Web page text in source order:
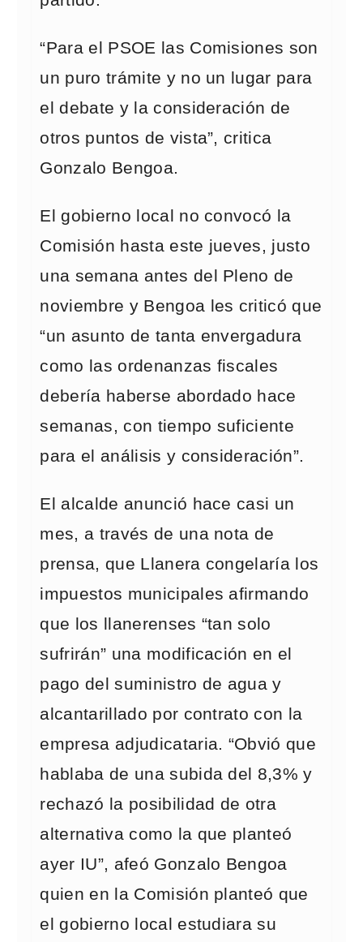
“Para el PSOE las Comisiones son
un puro trámite y no un lugar para
el debate y la consideración de
otros puntos de vista”, critica
Gonzalo Bengoa.
El gobierno local no convocó la
Comisión hasta este jueves, justo
una semana antes del Pleno de
noviembre y Bengoa les criticó que
“un asunto de tanta envergadura
como las ordenanzas fiscales
debería haberse abordado hace
semanas, con tiempo suficiente
para el análisis y consideración”.
El alcalde anunció hace casi un
mes, a través de una nota de
prensa, que Llanera congelaría los
impuestos municipales afirmando
que los llanerenses “tan solo
sufrirán” una modificación en el
pago del suministro de agua y
alcantarillado por contrato con la
empresa adjudicataria. “Obvió que
hablaba de una subida del 8,3% y
rechazó la posibilidad de otra
alternativa como la que planteó
ayer IU”, afeó Gonzalo Bengoa
quien en la Comisión planteó que
el gobierno local estudiara su